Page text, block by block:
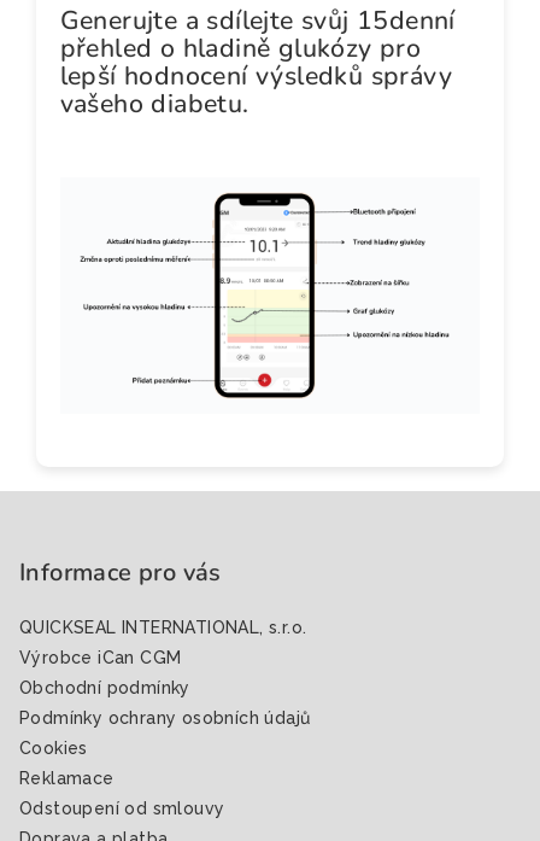
Generujte a sdílejte svůj 15denní
přehled o hladině glukózy pro
lepší hodnocení výsledků správy
vašeho diabetu.
Informace pro vás
QUICKSEAL INTERNATIONAL, s.r.o.
Výrobce iCan CGM
Obchodní podmínky
Podmínky ochrany osobních údajů
Cookies
Reklamace
Odstoupení od smlouvy